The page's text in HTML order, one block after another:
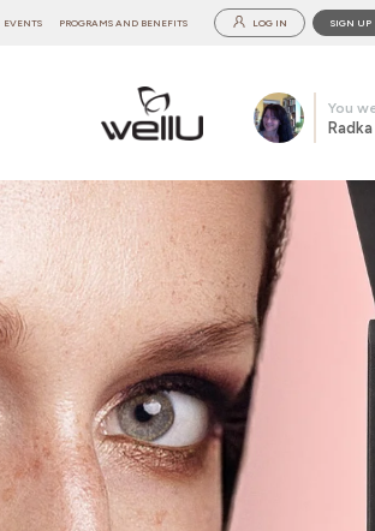
EVENTS PROGRAMS AND BENEFITS LOG IN SIGN UP
You